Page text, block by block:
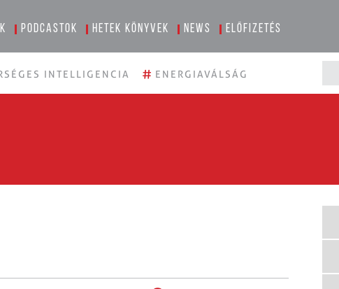
Podcastok Hetek könyvek News Előfizetés
INTELLIGENCIA # ENERGIAVÁLSÁG